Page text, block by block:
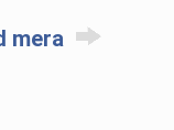
mera